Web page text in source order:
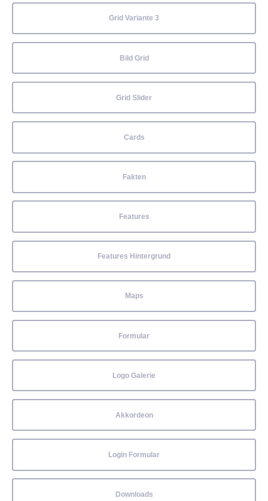
Grid Variante 3
Bild Grid
Grid Slider
Cards
Fakten
Features
Features Hintergrund
Maps
Formular
Logo Galerie
Akkordeon
Login Formular
Downloads